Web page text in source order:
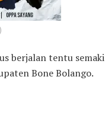
berjalan tentu
Bone Bolango.